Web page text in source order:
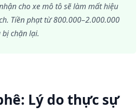
cho xe mô tô sẽ làm mất hiệu
Tiền phạt từ 800.000–2.000.000
bị chặn lại.
Lý do thực sự